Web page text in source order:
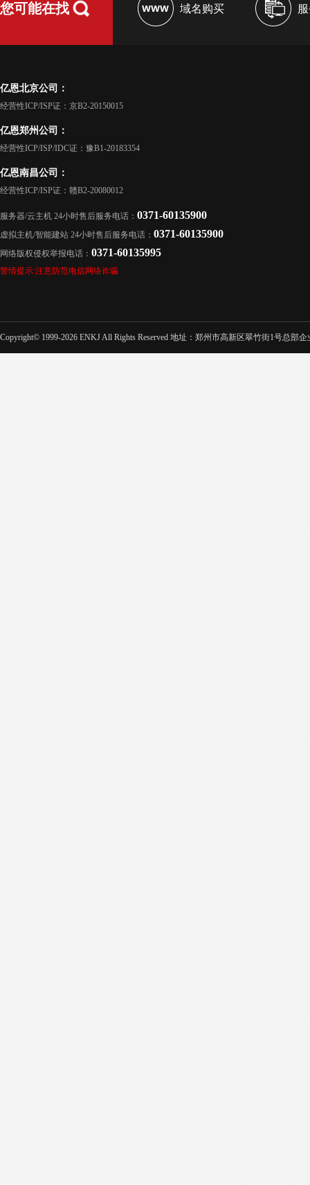
您可能在找 域名购买
亿恩北京公司：
经营性ICP/ISP证：京B2-20150015
亿恩郑州公司：
经营性ICP/ISP/IDC证：豫B1-20183354
亿恩南昌公司：
经营性ICP/ISP证：赣B2-20080012
服务器/云主机 24小时售后服务电话： 0371-60135900
虚拟主机/智能建站 24小时售后服务电话： 0371-60135900
网络版权侵权举报电话： 0371-60135995
警情提示:注意防范电信网络诈骗
Copyright© 1999-2026 ENKJ All Rights Reserved 地址：郑州市高新区翠竹街1号